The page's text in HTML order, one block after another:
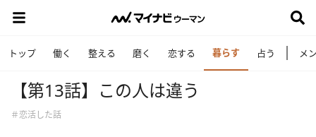
トップ 働く 整える 磨く 恋する 暮らす 占う メ
【第13話】この人は違う
＃恋活した話